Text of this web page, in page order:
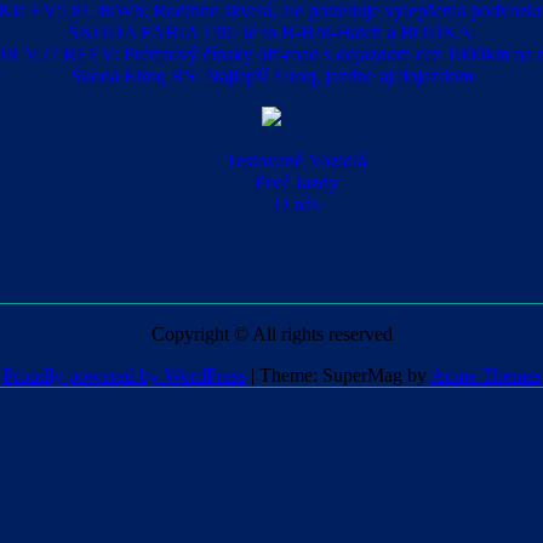
EV5 81.4kWh: Rodinne skvelá, ale potrebuje vylepšenia
ŠKODA FABIA 130: Je to B-Hot-Hatch a BODKA.
V27 REEV: Prémiový čínsky off-road s dojazdom cez 1000km na
Škoda Elroq RS: Najlepší Elroq, jazdne aj dojazdom
Testované Vozidlá
Prvé Jazdy
O nás
Copyright © All rights reserved
Proudly powered by WordPress | Theme: SuperMag by Acme Themes